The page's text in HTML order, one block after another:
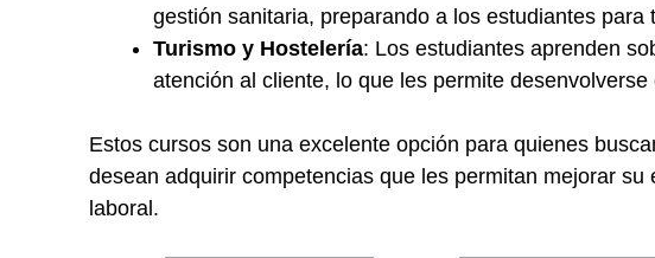
gestión sanitaria, preparando a los estudiantes para
Turismo y Hostelería: Los estudiantes aprenden
atención al cliente, lo que les permite
Estos cursos son una excelente opción para quienes
desean adquirir competencias que les permitan mejorar su
laboral.